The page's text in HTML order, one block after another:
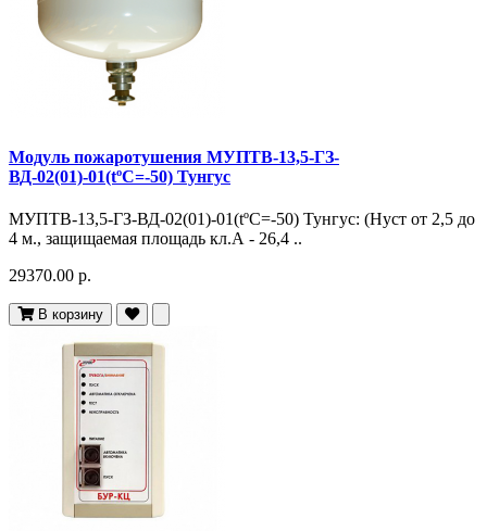
Модуль пожаротушения МУПТВ-13,5-ГЗ-
ВД-02(01)-01(tºC=-50) Тунгус
МУПТВ-13,5-ГЗ-ВД-02(01)-01(tºC=-50) Тунгус: (Hуст от 2,5 до
4 м., защищаемая площадь кл.А - 26,4 ..
29370.00 р.
В корзину